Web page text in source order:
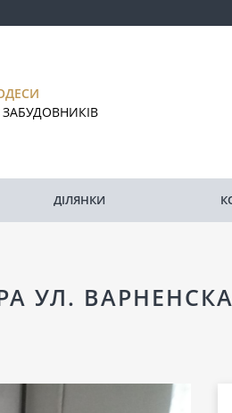
ДІЛЯНКИ
УЛ.